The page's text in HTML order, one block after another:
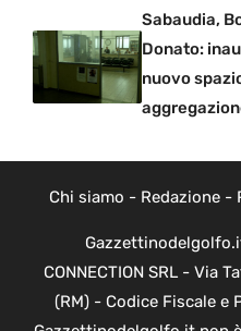
Sabaudia,
Donato:
nuovo
Chi siamo - Redazione-
CONNECTION SRL - Via
(RM) - Codice Fiscale e